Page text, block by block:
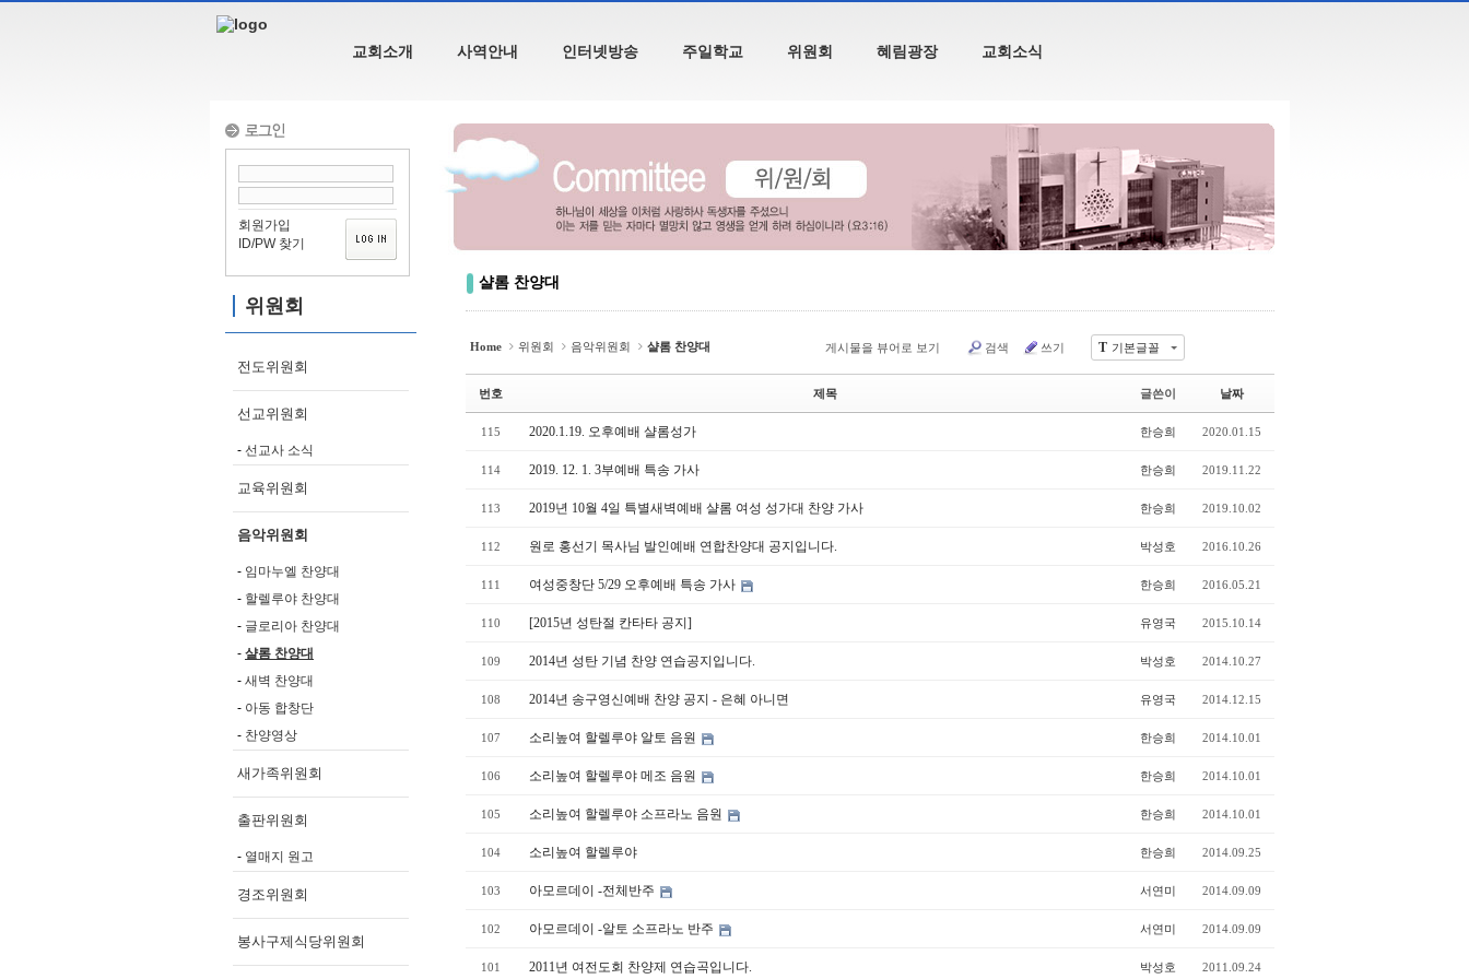
교회소개 사역안내 인터넷방송 주일학교 위원회 혜림광장 교회소식
회원가입
ID/PW 찾기
위원회
전도위원회
선교위원회
선교사 소식
교육위원회
음악위원회
임마누엘 찬양대
할렐루야 찬양대
글로리아 찬양대
샬롬 찬양대
새벽 찬양대
아동 합창단
찬양영상
새가족위원회
출판위원회
열매지 원고
경조위원회
봉사구제식당위원회
샬롬 찬양대
Home 위원회 음악위원회 샬롬 찬양대 T 기본글꼴
게시물을 뷰어로 보기 검색 쓰기
번호 제목 글쓴이 날짜
115 2020.1.19. 오후예배 샬롬성가 한승희 2020.01.15
114 2019. 12. 1. 3부예배 특송 가사 한승희 2019.11.22
113 2019년 10월 4일 특별새벽예배 샬롬 여성 성가대 찬양 가사 한승희 2019.10.02
112 원로 홍선기 목사님 발인예배 연합찬양대 공지입니다. 박성호 2016.10.26
111 여성중창단 5/29 오후예배 특송 가사 한승희 2016.05.21
110 [2015년 성탄절 칸타타 공지] 유영국 2015.10.14
109 2014년 성탄 기념 찬양 연습공지입니다. 박성호 2014.10.27
108 2014년 송구영신예배 찬양 공지 - 은혜 아니면 유영국 2014.12.15
107 소리높여 할렐루야 알토 음원 한승희 2014.10.01
106 소리높여 할렐루야 메조 음원 한승희 2014.10.01
105 소리높여 할렐루야 소프라노 음원 한승희 2014.10.01
104 소리높여 할렐루야 한승희 2014.09.25
103 아모르데이 -전체반주 서연미 2014.09.09
102 아모르데이 -알토 소프라노 반주 서연미 2014.09.09
101 2011년 여전도회 찬양제 연습곡입니다. 박성호 2011.09.24
Sketchbook5, 스케치북5
Sketchbook5, 스케치북5
Sketchbook5, 스케치북5
Sketchbook5, 스케치북5